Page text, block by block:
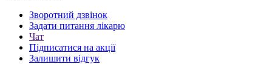
Зворотний дзвінок
Задати питання лікарю
Чат
Підписатися на акції
Залишити відгук